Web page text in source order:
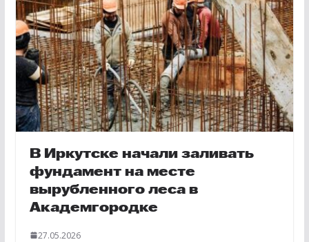
В Иркутске начали заливать
фундамент на месте
вырубленного леса в
Академгородке
27.05.2026